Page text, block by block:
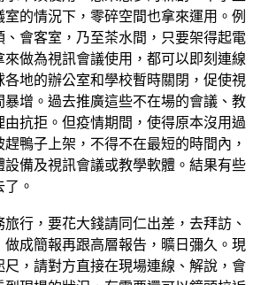
的情況下，零碎空間也拿來運用。例
會客室，乃至茶水間，只要架得起電
做為視訊會議使用，都可以即刻連線
各地的辦公室和學校暫時關閉，促使視
增。過去推廣這些不在場的會議、教
抗拒。但疫情期間，使得原本沒用過
鴨子上架，不得不在最短的時間內，
備及視訊會議或教學軟體。結果有些
。
行，要花大錢請同仁出差，去拜訪、
成簡報再跟高層報告，曠日彌久。現
，請對方直接在現場連線、解說，會